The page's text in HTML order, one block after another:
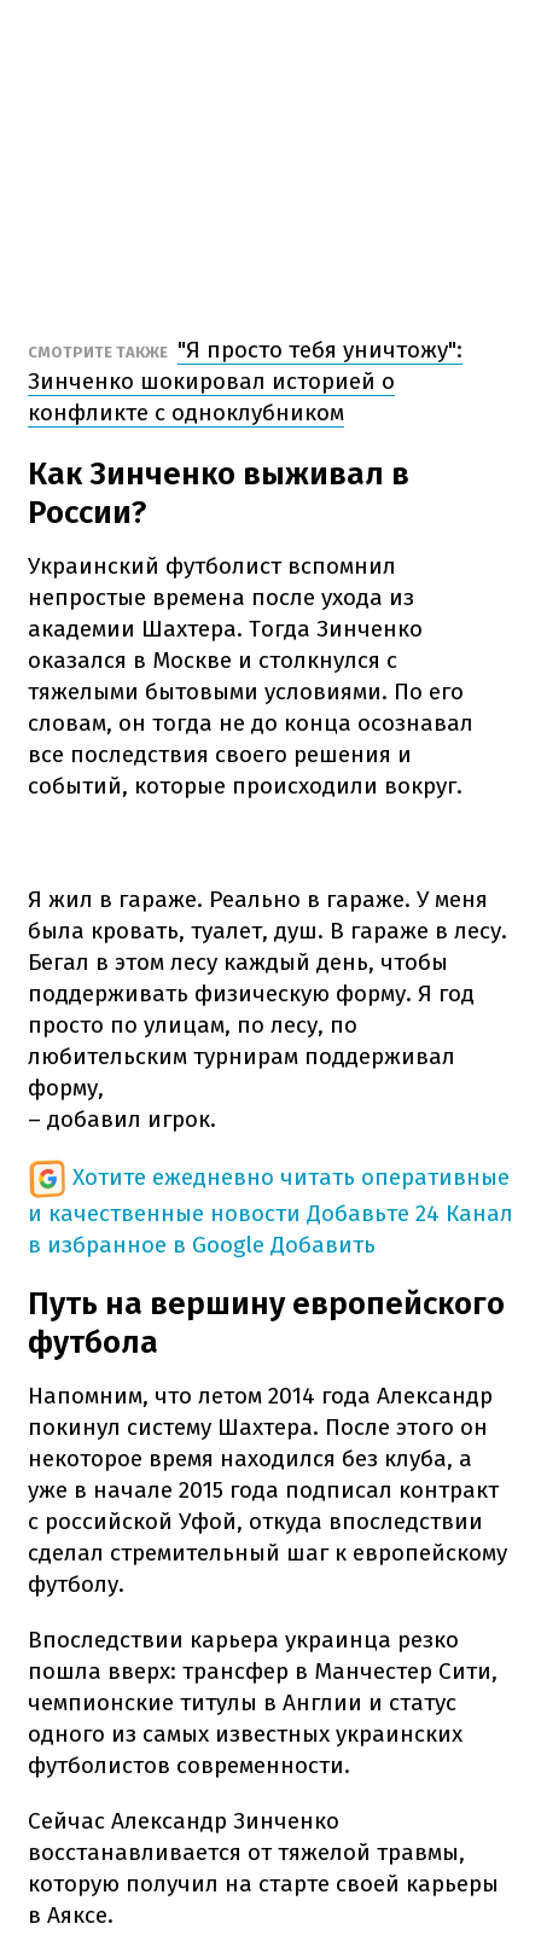
СМОТРИТЕ ТАКЖЕ "Я просто тебя уничтожу":
Зинченко шокировал историей о
конфликте с одноклубником
Как Зинченко выживал в
России?
Украинский футболист вспомнил
непростые времена после ухода из
академии Шахтера. Тогда Зинченко
оказался в Москве и столкнулся с
тяжелыми бытовыми условиями. По его
словам, он тогда не до конца осознавал
все последствия своего решения и
событий, которые происходили вокруг.
Я жил в гараже. Реально в гараже. У меня
была кровать, туалет, душ. В гараже в лесу.
Бегал в этом лесу каждый день, чтобы
поддерживать физическую форму. Я год
просто по улицам, по лесу, по
любительским турнирам поддерживал
форму,
– добавил игрок.
Хотите ежедневно читать оперативные
и качественные новости Добавьте 24 Канал
в избранное в Google Добавить
Путь на вершину европейского
футбола
Напомним, что летом 2014 года Александр
покинул систему Шахтера. После этого он
некоторое время находился без клуба, а
уже в начале 2015 года подписал контракт
с российской Уфой, откуда впоследствии
сделал стремительный шаг к европейскому
футболу.
Впоследствии карьера украинца резко
пошла вверх: трансфер в Манчестер Сити,
чемпионские титулы в Англии и статус
одного из самых известных украинских
футболистов современности.
Сейчас Александр Зинченко
восстанавливается от тяжелой травмы,
которую получил на старте своей карьеры
в Аяксе.